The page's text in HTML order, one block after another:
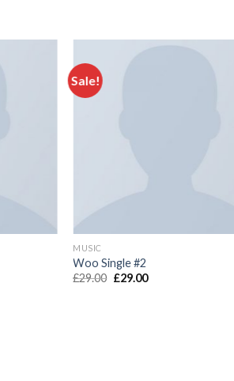
Sale!
MUSIC
Woo Single #2
£29.00 £29.00